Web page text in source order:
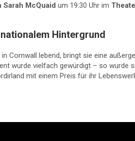
Sarah McQuaid um 19:30 Uhr im
Hintergrund
Cornwall lebend, bringt sie eine
wurde vielfach gewürdigt – so wurde
mit einem Preis für ihr